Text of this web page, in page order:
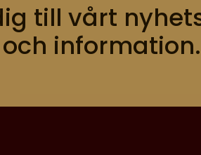
till vårt
information.